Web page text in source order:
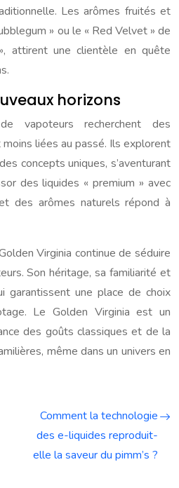
Les arômes fruités et
» ou le « Red Velvet » de
attirent une clientèle en quête
horizons
vapoteurs recherchent des
liées au passé. Ils explorent
concepts uniques, s’aventurant
des liquides « premium » avec
des arômes naturels répond à
Virginia continue de séduire
Son héritage, sa familiarité et
garantissent une place de choix
Le Golden Virginia est un
des goûts classiques et de la
même dans un univers en
Comment la technologie
des e-liquides reproduit-
elle la saveur du pimm’s ?